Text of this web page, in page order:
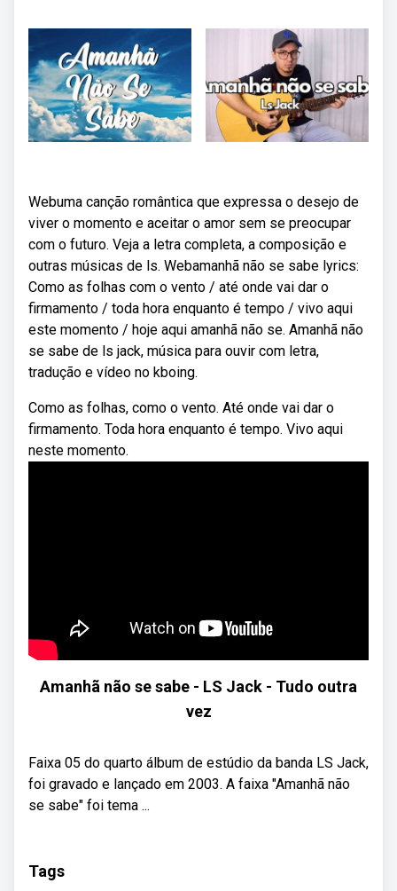
Webuma canção romântica que expressa o desejo de
viver o momento e aceitar o amor sem se preocupar
com o futuro. Veja a letra completa, a composição e
outras músicas de ls. Webamanhã não se sabe lyrics:
Como as folhas com o vento / até onde vai dar o
firmamento / toda hora enquanto é tempo / vivo aqui
este momento / hoje aqui amanhã não se. Amanhã não
se sabe de ls jack, música para ouvir com letra,
tradução e vídeo no kboing.
Como as folhas, como o vento. Até onde vai dar o
firmamento. Toda hora enquanto é tempo. Vivo aqui
neste momento.
Amanhã não se sabe - LS Jack - Tudo outra
vez
Faixa 05 do quarto álbum de estúdio da banda LS Jack,
foi gravado e lançado em 2003. A faixa "Amanhã não
se sabe" foi tema ...
Tags